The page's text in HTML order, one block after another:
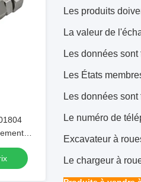
5
Les produits
La valeur de
Les données
Les États
Les données
Le numéro de
Excavateur à
Le chargeur à